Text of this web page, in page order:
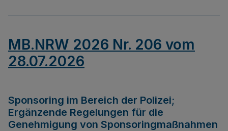
MB.NRW 2026 Nr. 206 vom
28.07.2026
Sponsoring im Bereich der Polizei;
Ergänzende Regelungen für die
Genehmigung von Sponsoringmaßnahmen